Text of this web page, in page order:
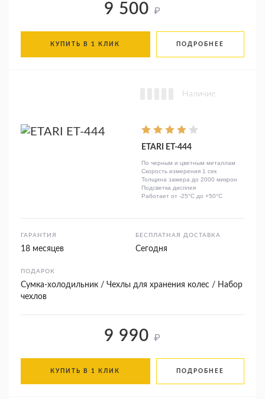
9 500 ₽
КУПИТЬ В 1 КЛИК ПОДРОБНЕЕ
Наличие
ETARI ЕТ-444
По черным и цветным металлам
Скорость измерения 1 сек
Толщина замера до 2000 микрон
Подсветка дисплея
Работает от -25°C до +50°C
ГАРАНТИЯ
18 месяцев
БЕСПЛАТНАЯ ДОСТАВКА
Сегодня
ПОДАРОК
Сумка-холодильник / Чехлы для хранения колес / Набор
чехлов
9 990 ₽
КУПИТЬ В 1 КЛИК ПОДРОБНЕЕ